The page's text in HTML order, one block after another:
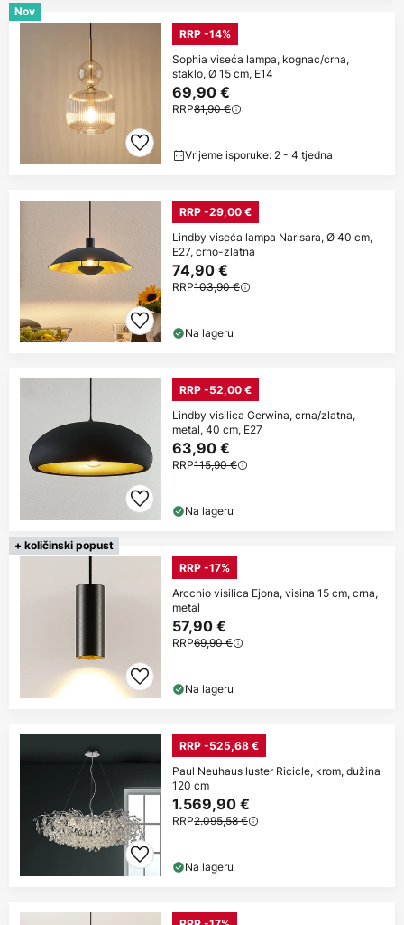
Nov
RRP -14%
Sophia viseća lampa, kognac/crna,
staklo, Ø 15 cm, E14
69,90 €
RRP81,90 €
Vrijeme isporuke: 2 - 4 tjedna
RRP -29,00 €
Lindby viseća lampa Narisara, Ø 40 cm,
E27, crno-zlatna
74,90 €
RRP103,90 €
Na lageru
RRP -52,00 €
Lindby visilica Gerwina, crna/zlatna,
metal, 40 cm, E27
63,90 €
RRP115,90 €
Na lageru
+ količinski popust
RRP -17%
Arcchio visilica Ejona, visina 15 cm, crna,
metal
57,90 €
RRP69,90 €
Na lageru
RRP -525,68 €
Paul Neuhaus luster Ricicle, krom, dužina
120 cm
1.569,90 €
RRP2.095,58 €
Na lageru